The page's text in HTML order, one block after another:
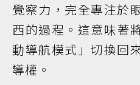
覺察力，完全專注於
西的過程。這意味著
動導航模式」切換回
導權。